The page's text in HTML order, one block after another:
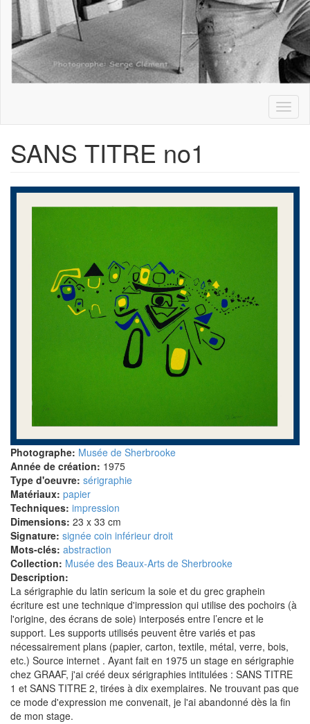
SANS TITRE no1
Photographe: Musée de Sherbrooke
Année de création: 1975
Type d'oeuvre: sérigraphie
Matériaux: papier
Techniques: impression
Dimensions: 23 x 33 cm
Signature: signée coin inférieur droit
Mots-clés: abstraction
Collection: Musée des Beaux-Arts de Sherbrooke
Description:
La sérigraphie du latin sericum la soie et du grec graphein
écriture est une technique d'impression qui utilise des pochoirs (à
l'origine, des écrans de soie) interposés entre l’encre et le
support. Les supports utilisés peuvent être variés et pas
nécessairement plans (papier, carton, textile, métal, verre, bois,
etc.) Source internet . Ayant fait en 1975 un stage en sérigraphie
chez GRAAF, j'ai créé deux sérigraphies intitulées : SANS TITRE
1 et SANS TITRE 2, tirées à dix exemplaires. Ne trouvant pas que
ce mode d'expression me convenait, je l'ai abandonné dès la fin
de mon stage.